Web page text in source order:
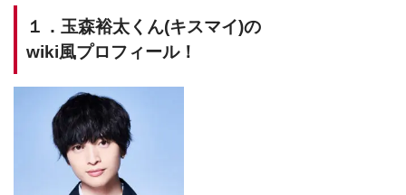
１．玉森裕太くん(キスマイ)の
wiki風プロフィール！